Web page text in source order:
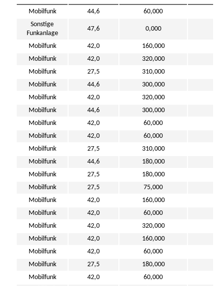
Mobilfunk
44,6 60,000
Sonstige
Funkanlage
47,6 0,000
Mobilfunk 42,0 160,000
Mobilfunk
42,0 320,000
Mobilfunk
27,5 310,000
Mobilfunk
44,6 300,000
Mobilfunk
42,0 320,000
Mobilfunk
44,6 300,000
Mobilfunk
42,0 60,000
Mobilfunk
42,0 60,000
Mobilfunk
27,5 310,000
Mobilfunk
44,6 180,000
Mobilfunk
27,5 180,000
Mobilfunk
27,5 75,000
Mobilfunk
42,0 160,000
Mobilfunk
42,0 60,000
Mobilfunk
42,0 320,000
Mobilfunk
42,0 160,000
Mobilfunk
42,0 60,000
Mobilfunk
27,5 180,000
Mobilfunk
42,0 60,000